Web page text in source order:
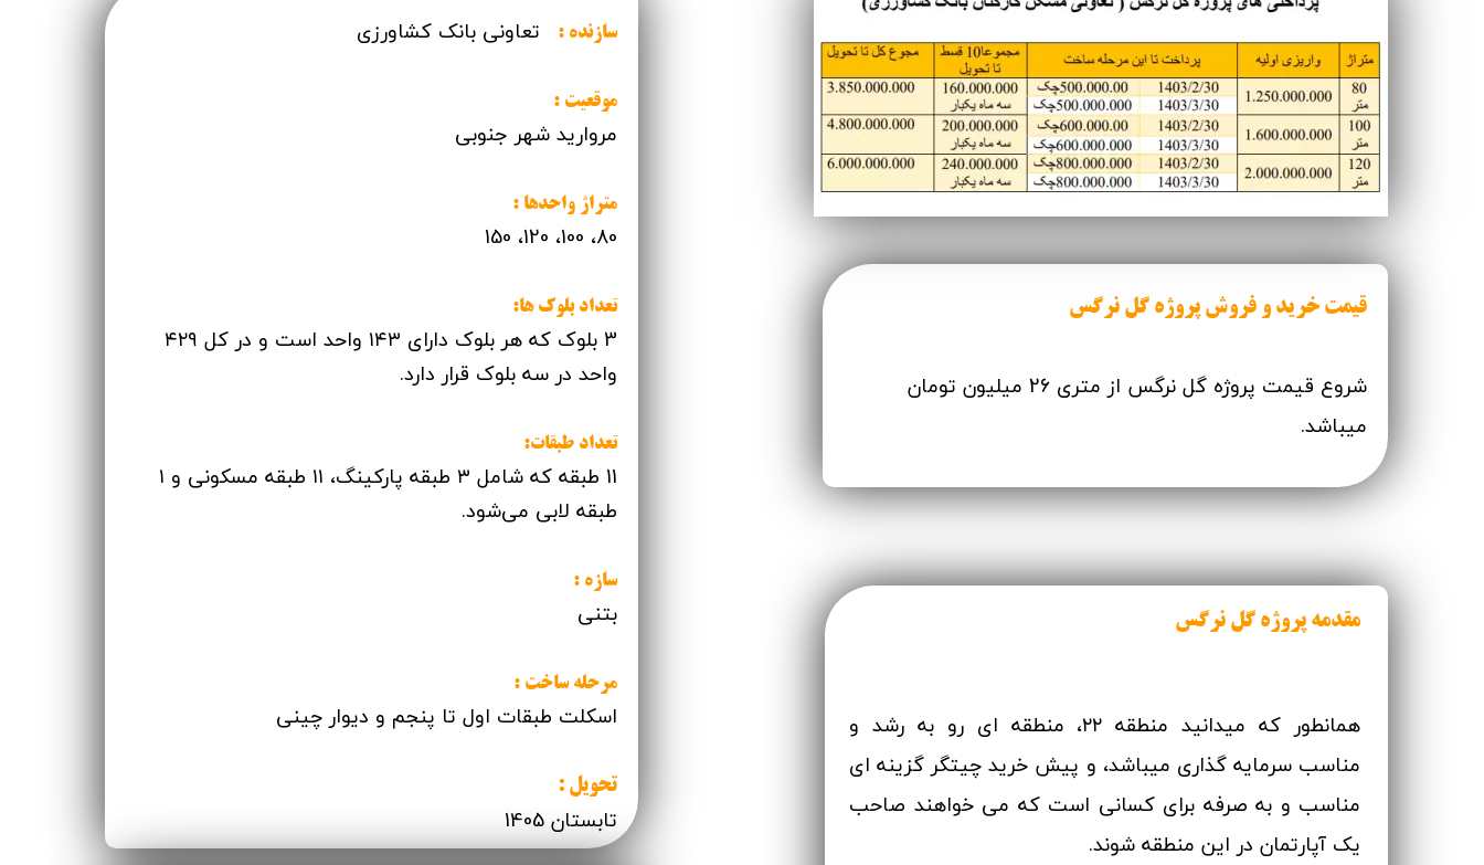
تعاونی ابنیه همت افق فرتاک
مقدمه پروژه گل نرگس
همانطور که میدانید منطقه ۲۲، منطقه ای رو به رشد و
مناسب سرمایه گذاری میباشد، و پیش خرید چیتگر گزینه ای
مناسب و به صرفه برای کسانی است که می خواهند صاحب
یک آپارتمان در این منطقه شوند.
سازنده : تعاونی بانک کشاورزی
موقعیت :
مروارید شهر جنوبی
متراژ واحدها :
80، 100، 120، 150
تعداد بلوک ها:
3 بلوک که هر بلوک دارای ۱۴۳ واحد است و در کل ۴۲۹
واحد در سه بلوک قرار دارد.
تعداد طبقات:
11 طبقه که شامل ۳ طبقه پارکینگ، ۱۱ طبقه مسکونی و ۱
طبقه لابی می‌شود.
سازه :
بتنی
مرحله ساخت :
اسکلت طبقات اول تا پنجم و دیوار چینی
تحویل :
تابستان 1405
قیمت خرید و فروش پروژه گل نرگس
شروع قیمت پروژه گل نرگس از متری 26 میلیون تومان
میباشد.